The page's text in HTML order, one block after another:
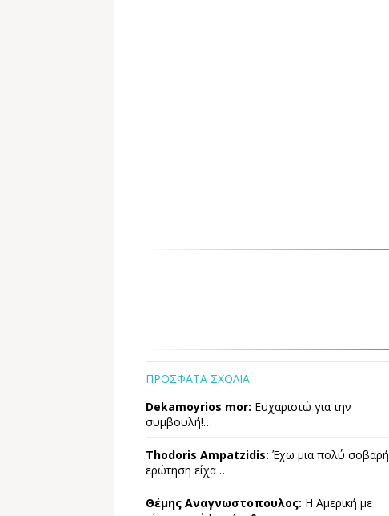
ΠΡΟΣΦΑΤΑ ΣΧΟΛΙΑ
Dekamoyrios mor: Ευχαριστώ για την
συμβουλή!…
Thodoris Ampatzidis: Έχω μια πολύ σοβαρή
ερώτηση είχα …
Θέμης Αναγνωστοπουλος: Η Αμερική με